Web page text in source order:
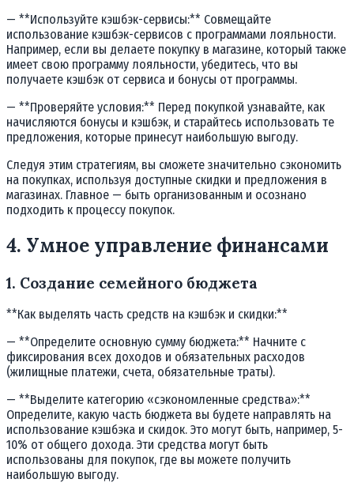
— **Используйте кэшбэк-сервисы:** Совмещайте
использование кэшбэк-сервисов с программами лояльности.
Например, если вы делаете покупку в магазине, который также
имеет свою программу лояльности, убедитесь, что вы
получаете кэшбэк от сервиса и бонусы от программы.
— **Проверяйте условия:** Перед покупкой узнавайте, как
начисляются бонусы и кэшбэк, и старайтесь использовать те
предложения, которые принесут наибольшую выгоду.
Следуя этим стратегиям, вы сможете значительно сэкономить
на покупках, используя доступные скидки и предложения в
магазинах. Главное — быть организованным и осознано
подходить к процессу покупок.
4. Умное управление финансами
1. Создание семейного бюджета
**Как выделять часть средств на кэшбэк и скидки:**
— **Определите основную сумму бюджета:** Начните с
фиксирования всех доходов и обязательных расходов
(жилищные платежи, счета, обязательные траты).
— **Выделите категорию «сэкономленные средства»:**
Определите, какую часть бюджета вы будете направлять на
использование кэшбэка и скидок. Это могут быть, например, 5-
10% от общего дохода. Эти средства могут быть
использованы для покупок, где вы можете получить
наибольшую выгоду.